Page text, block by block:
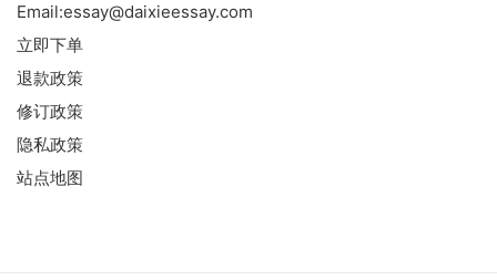
Email:essay@daixieessay.com
立即下单
退款政策
修订政策
隐私政策
站点地图